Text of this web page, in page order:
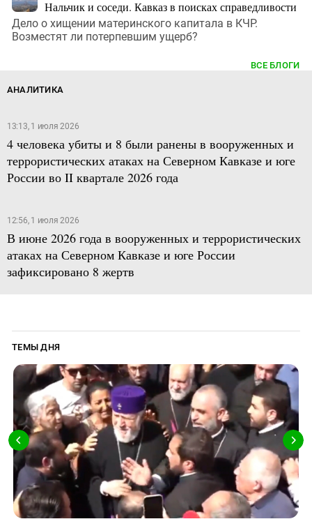
Нальчик и соседи. Кавказ в поисках справедливости
Дело о хищении материнского капитала в КЧР.
Возместят ли потерпевшим ущерб?
ВСЕ БЛОГИ
АНАЛИТИКА
13:13, 1 июля 2026
4 человека убиты и 8 были ранены в вооруженных и
террористических атаках на Северном Кавказе и юге
России во II квартале 2026 года
12:56, 1 июля 2026
В июне 2026 года в вооруженных и террористических
атаках на Северном Кавказе и юге России
зафиксировано 8 жертв
ТЕМЫ ДНЯ